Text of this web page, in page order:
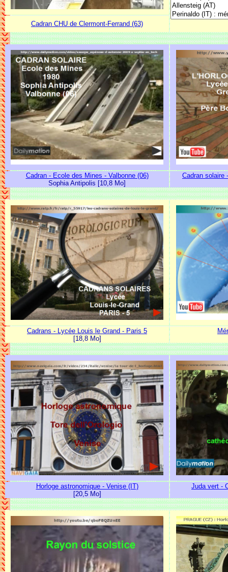
Cadran CHU de Clermont-Ferrand (63)
Cadran - Ecole des Mines - Valbonne (06)
Sophia Antipolis [10,8 Mo]
Cadran solaire
Cadrans - Lycée Louis le Grand - Paris 5
[18,8 Mo]
Horloge astronomique - Venise (IT)
[20,5 Mo]
Juda vert -